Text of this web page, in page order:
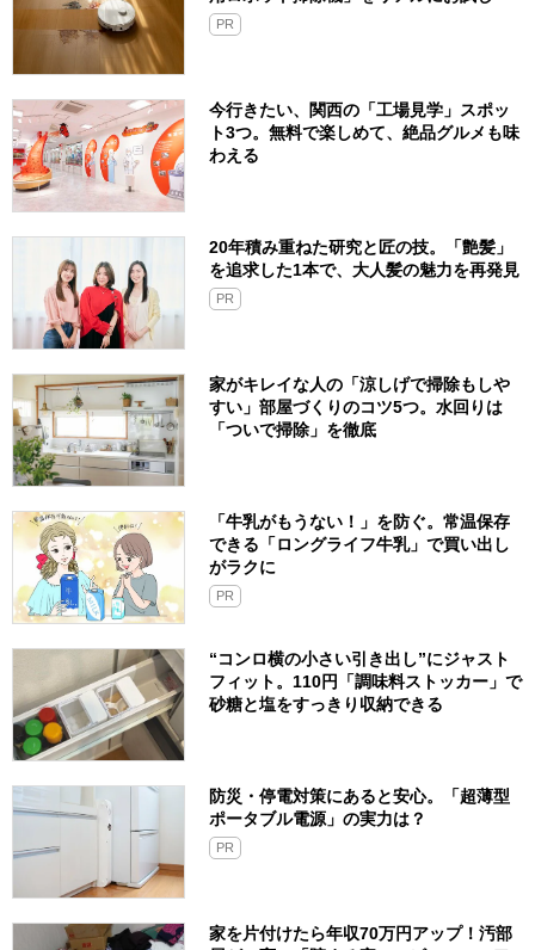
PR
今行きたい、関西の「工場見学」スポッ
ト3つ。無料で楽しめて、絶品グルメも味
わえる
20年積み重ねた研究と匠の技。「艶髪」
を追求した1本で、大人髪の魅力を再発見
PR
家がキレイな人の「涼しげで掃除もしや
すい」部屋づくりのコツ5つ。水回りは
「ついで掃除」を徹底
「牛乳がもうない！」を防ぐ。常温保存
できる「ロングライフ牛乳」で買い出し
がラクに
PR
“コンロ横の小さい引き出し”にジャスト
フィット。110円「調味料ストッカー」で
砂糖と塩をすっきり収納できる
防災・停電対策にあると安心。「超薄型
ポータブル電源」の実力は？​
PR
家を片付けたら年収70万円アップ！汚部